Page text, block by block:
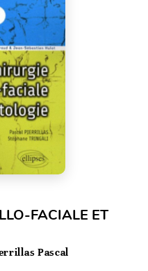
FACIALE ET
Pascal